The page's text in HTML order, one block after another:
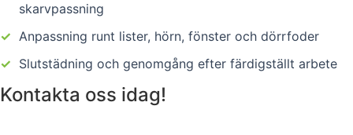
skarvpassning
✓ Anpassning runt lister, hörn, fönster och dörrfoder
✓ Slutstädning och genomgång efter färdigställt arbete
Kontakta oss idag!